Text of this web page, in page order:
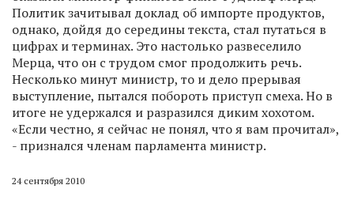
Политик зачитывал доклад об импорте продуктов,
однако, дойдя до середины текста, стал путаться в
цифрах и терминах. Это настолько развеселило
Мерца, что он с трудом смог продолжить речь.
Несколько минут министр, то и дело прерывая
выступление, пытался побороть приступ смеха. Но в
итоге не удержался и разразился диким хохотом.
«Если честно, я сейчас не понял, что я вам прочитал»,
- признался членам парламента министр.
24 сентября 2010